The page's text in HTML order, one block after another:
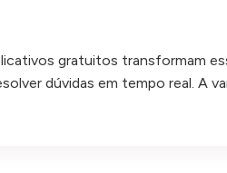
gratuitos transformam
dúvidas em tempo real. A